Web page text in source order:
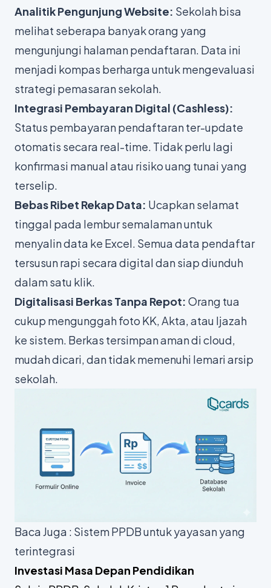
Analitik Pengunjung Website: Sekolah bisa
melihat seberapa banyak orang yang
mengunjungi halaman pendaftaran. Data ini
menjadi kompas berharga untuk mengevaluasi
strategi pemasaran sekolah.
Integrasi Pembayaran Digital (Cashless):
Status pembayaran pendaftaran ter-update
otomatis secara real-time. Tidak perlu lagi
konfirmasi manual atau risiko uang tunai yang
terselip.
Bebas Ribet Rekap Data: Ucapkan selamat
tinggal pada lembur semalaman untuk
menyalin data ke Excel. Semua data pendaftar
tersusun rapi secara digital dan siap diunduh
dalam satu klik.
Digitalisasi Berkas Tanpa Repot: Orang tua
cukup mengunggah foto KK, Akta, atau Ijazah
ke sistem. Berkas tersimpan aman dicloud,
mudah dicari, dan tidak memenuhi lemari arsip
sekolah.
Baca Juga : Sistem PPDB untuk yayasan yang
terintegrasi
Investasi Masa Depan Pendidikan